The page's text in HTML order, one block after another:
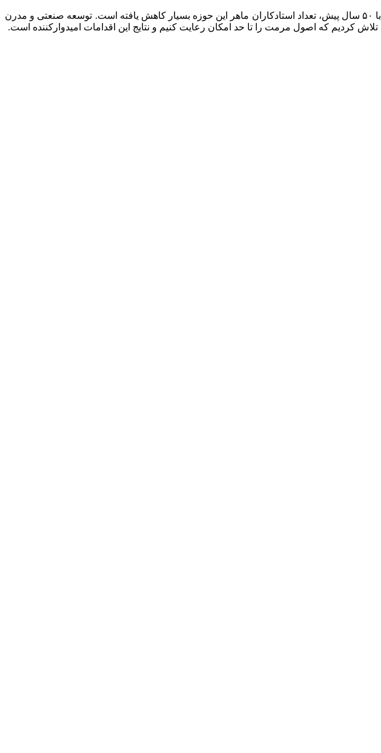
مسئول بافت تاریخی شهر اصفهان با اشاره به کاهش نیروی متخصص در حوزه مرمت گفت: امروز در مقایسه با ۵۰ سال پیش، تعداد استادکاران ماهر این حوزه بسیار کاهش یافته است. توسعه صنعتی و مدرن
کردیم که اصول مرمت را تا حد امکان رعایت کنیم و نتایج این اقدامات امیدوارکننده است.